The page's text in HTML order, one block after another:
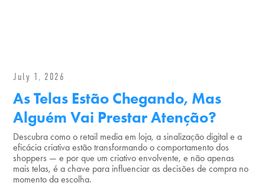
July 1, 2026
As Telas Estão Chegando, Mas
Alguém Vai Prestar Atenção?
Descubra como o retail media em loja, a sinalização digital e a
eficácia criativa estão transformando o comportamento dos
shoppers — e por que um criativo envolvente, e não apenas
mais telas, é a chave para influenciar as decisões de compra no
momento da escolha.